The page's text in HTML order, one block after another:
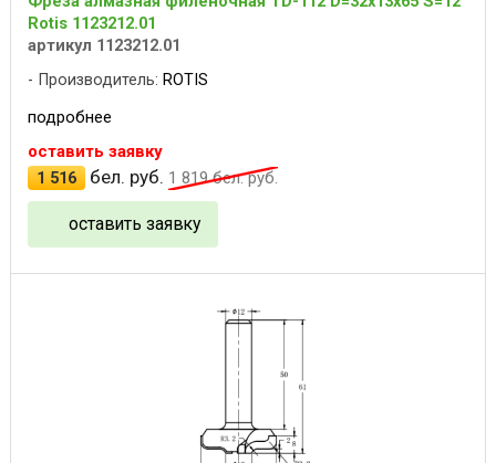
Rotis 1123212.01
артикул 1123212.01
Производитель: ROTIS
подробнее
оставить заявку
1 516
бел. руб. 1 819бел. руб.
оставить заявку